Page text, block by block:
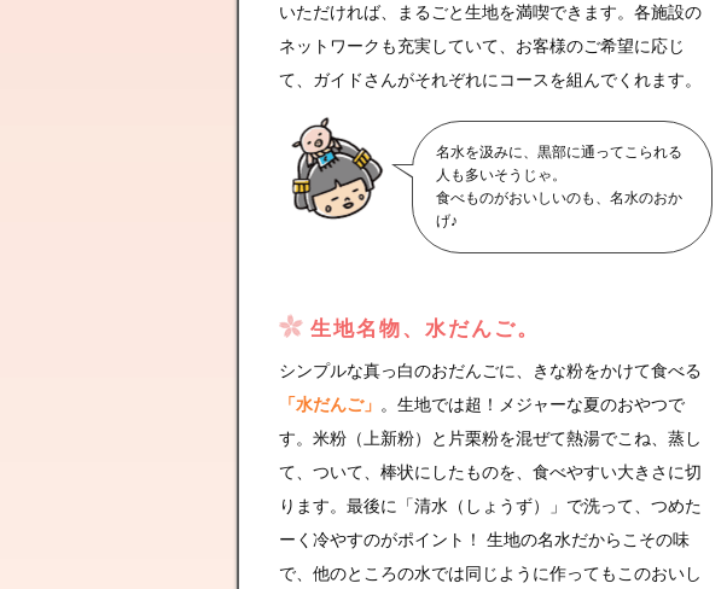
いただければ、まるごと生地を満喫できます。各施設の
ネットワークも充実していて、お客様のご希望に応じ
て、ガイドさんがそれぞれにコースを組んでくれます。
名水を汲みに、黒部に通ってこられる
人も多いそうじゃ。
食べものがおいしいのも、名水のおか
げ♪
生地名物、水だんご。
シンプルな真っ白のおだんごに、きな粉をかけて食べる
「水だんご」 。生地では超！メジャーな夏のおやつで
す。米粉（上新粉）と片栗粉を混ぜて熱湯でこね、蒸し
て、ついて、棒状にしたものを、食べやすい大きさに切
ります。最後に「清水（しょうず）」で洗って、つめた
ーく冷やすのがポイント！ 生地の名水だからこその味
で、他のところの水では同じように作ってもこのおいし